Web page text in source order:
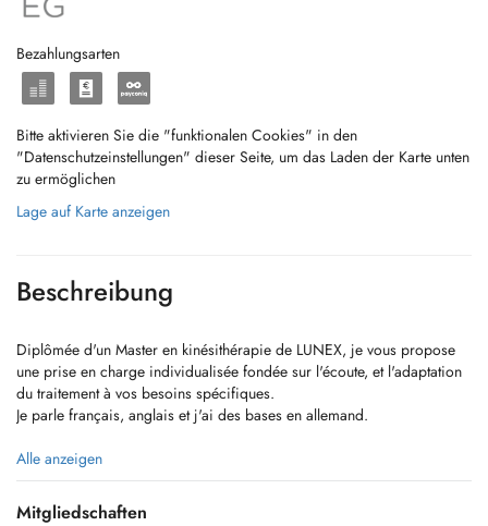
Bezahlungsarten
Bitte aktivieren Sie die "funktionalen Cookies" in den
"Datenschutzeinstellungen" dieser Seite, um das Laden der Karte unten
zu ermöglichen
Lage auf Karte anzeigen
Beschreibung
Diplômée d'un Master en kinésithérapie de LUNEX, je vous propose
une prise en charge individualisée fondée sur l'écoute, et l'adaptation
du traitement à vos besoins spécifiques.
Je parle français, anglais et j'ai des bases en allemand.
J'accompagne dans le traitement des pathologies :
-orthopédiques,
-neurologiques,
Alle anzeigen
Mitgliedschaften